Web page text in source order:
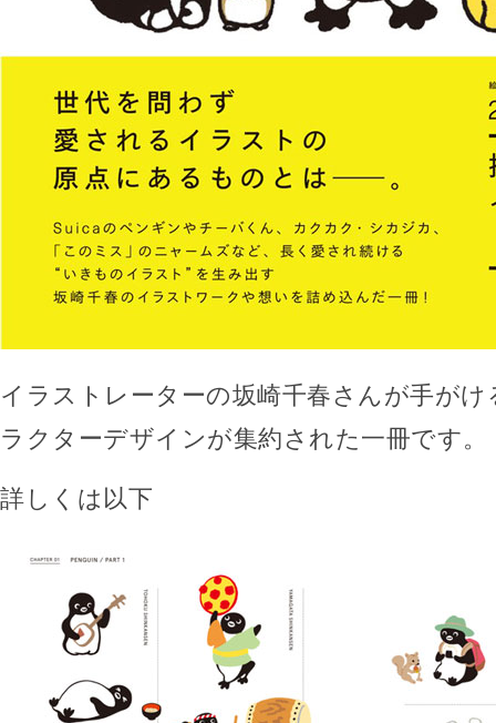
イラストレーターの坂崎千春さんが手が
ラクターデザインが集約された一冊です。
詳しくは以下